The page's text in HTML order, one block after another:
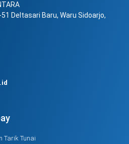
Deltasari Baru, Waru Sidoarjo,
Tarik Tunai